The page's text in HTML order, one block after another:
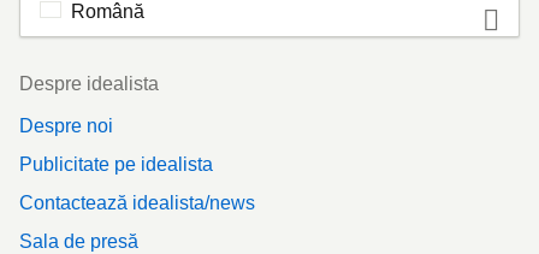
Română
Footer
Despre idealista
Despre noi
Publicitate pe idealista
Contactează idealista/news
Sala de presă